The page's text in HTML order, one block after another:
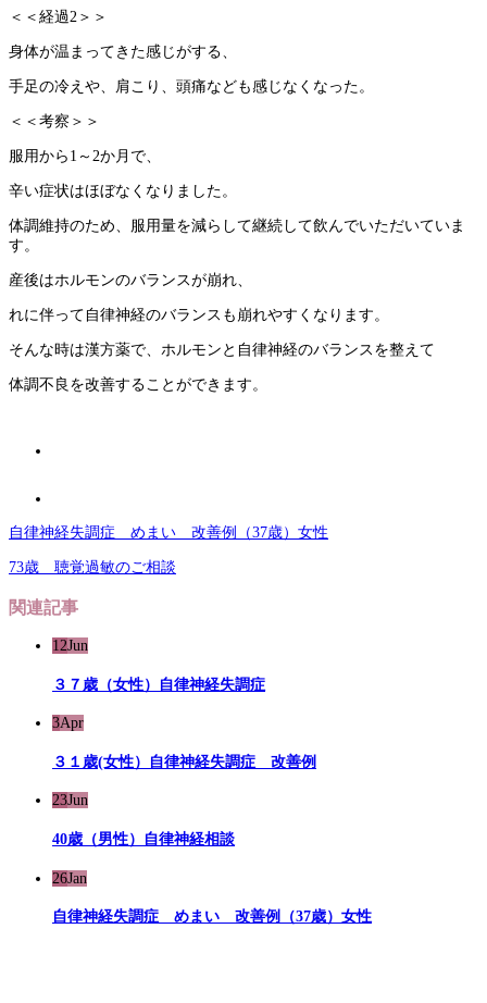
＜＜経過2＞＞
身体が温まってきた感じがする、
手足の冷えや、肩こり、頭痛なども感じなくなった。
＜＜考察＞＞
服用から1～2か月で、
辛い症状はほぼなくなりました。
体調維持のため、服用量を減らして継続して飲んでいただいていま
す。
産後はホルモンのバランスが崩れ、
れに伴って自律神経のバランスも崩れやすくなります。
そんな時は漢方薬で、ホルモンと自律神経のバランスを整えて
体調不良を改善することができます。
自律神経失調症 めまい 改善例（37歳）女性
73歳 聴覚過敏のご相談
関連記事
12Jun
３７歳（女性）自律神経失調症
3Apr
３１歳(女性）自律神経失調症 改善例
23Jun
40歳（男性）自律神経相談
26Jan
自律神経失調症 めまい 改善例（37歳）女性